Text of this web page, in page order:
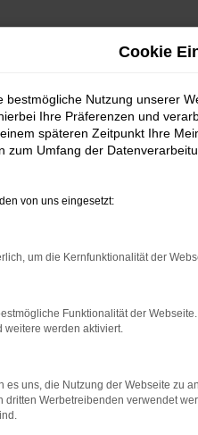
bestimmter Seiten
beheben.
auf dem neuesten
kann auch dazu
Cookie
bestmögliche Nutzung unserer
Ihre Präferenzen und
späteren Zeitpunkt Ihre
zum Umfang der
von uns eingesetzt:
um die Kernfunktionalität der
Funktionalität der
weitere werden aktiviert.
es uns, die Nutzung der Webseite zu
dritten Werbetreibenden verwendet